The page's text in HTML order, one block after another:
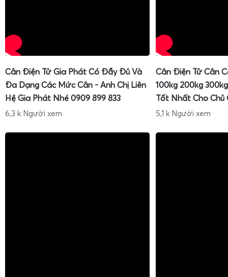
Cân Điện Tử Gia Phát Có Đầy Đủ Và
Đa Dạng Các Mức Cân - Anh Chị Liên
Hệ Gia Phát Nhé 0909 899 833
6,3 k Người xem
Cân Điện Tử Cân
100kg 200kg
Tốt Nhất Cho Chủ
5,1 k Người xem